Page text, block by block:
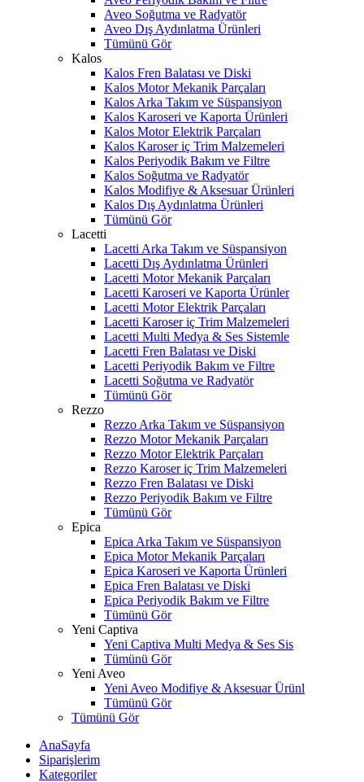
Aveo Soğutma ve Radyatör
Aveo Dış Aydınlatma Ürünleri
Tümünü Gör
Kalos
Kalos Fren Balatası ve Diski
Kalos Motor Mekanik Parçaları
Kalos Arka Takım ve Süspansiyon
Kalos Karoseri ve Kaporta Ürünleri
Kalos Motor Elektrik Parçaları
Kalos Karoser iç Trim Malzemeleri
Kalos Periyodik Bakım ve Filtre
Kalos Soğutma ve Radyatör
Kalos Modifiye & Aksesuar Ürünleri
Kalos Dış Aydınlatma Ürünleri
Tümünü Gör
Lacetti
Lacetti Arka Takım ve Süspansiyon
Lacetti Dış Aydınlatma Ürünleri
Lacetti Motor Mekanik Parçaları
Lacetti Karoseri ve Kaporta Ürünler
Lacetti Motor Elektrik Parçaları
Lacetti Karoser iç Trim Malzemeleri
Lacetti Multi Medya & Ses Sistemle
Lacetti Fren Balatası ve Diski
Lacetti Periyodik Bakım ve Filtre
Lacetti Soğutma ve Radyatör
Tümünü Gör
Rezzo
Rezzo Arka Takım ve Süspansiyon
Rezzo Motor Mekanik Parçaları
Rezzo Motor Elektrik Parçaları
Rezzo Karoser iç Trim Malzemeleri
Rezzo Fren Balatası ve Diski
Rezzo Periyodik Bakım ve Filtre
Tümünü Gör
Epica
Epica Arka Takım ve Süspansiyon
Epica Motor Mekanik Parçaları
Epica Karoseri ve Kaporta Ürünleri
Epica Fren Balatası ve Diski
Epica Periyodik Bakım ve Filtre
Tümünü Gör
Yeni Captiva
Yeni Captiva Multi Medya & Ses Sis
Tümünü Gör
Yeni Aveo
Yeni Aveo Modifiye & Aksesuar Ürünl
Tümünü Gör
Tümünü Gör
AnaSayfa
Siparişlerim
Kategoriler